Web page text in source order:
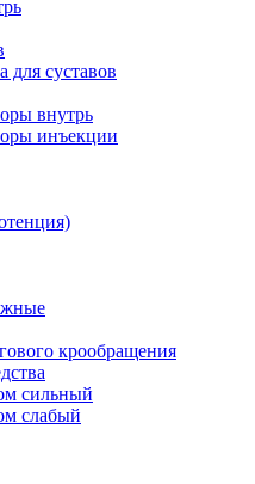
для суставов
внутрь
инъекции
крообращения
сильный
слабый